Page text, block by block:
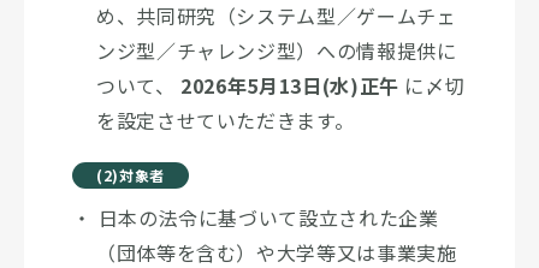
め、共同研究（システム型／ゲームチェ
ンジ型／チャレンジ型）への情報提供に
ついて、 2026年5月13日(水)正午 に〆切
を設定させていただきます。
(2)対象者
日本の法令に基づいて設立された企業
（団体等を含む）や大学等又は事業実施